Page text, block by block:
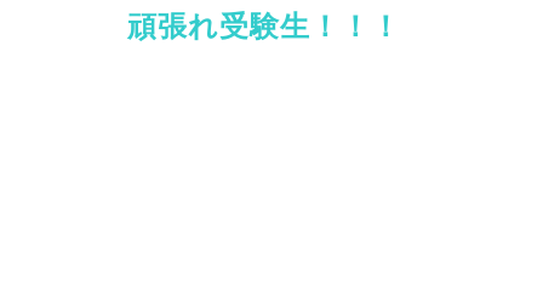
頑張れ受験生！！！